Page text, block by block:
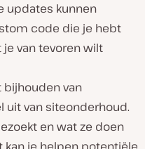
updates kunnen
code die je hebt
je van tevoren wilt
bijhouden van
uit van siteonderhoud.
en wat ze doen